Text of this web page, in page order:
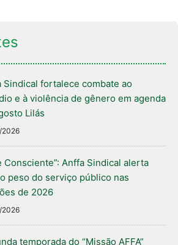
Sindical fortalece combate ao
e à violência de gênero em agenda
Lilás
Consciente”: Anffa Sindical alerta
peso do serviço público nas
de 2026
temporada do “Missão AFFA”